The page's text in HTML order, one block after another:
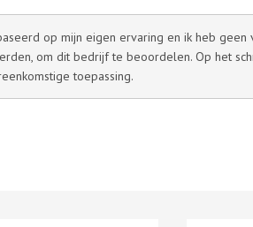
op mijn eigen ervaring en ik heb
om dit bedrijf te beoordelen. Op het
toepassing.